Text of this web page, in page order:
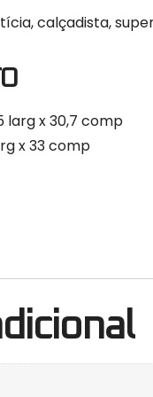
calçadista,
larg x 30,7 comp
x 33 comp